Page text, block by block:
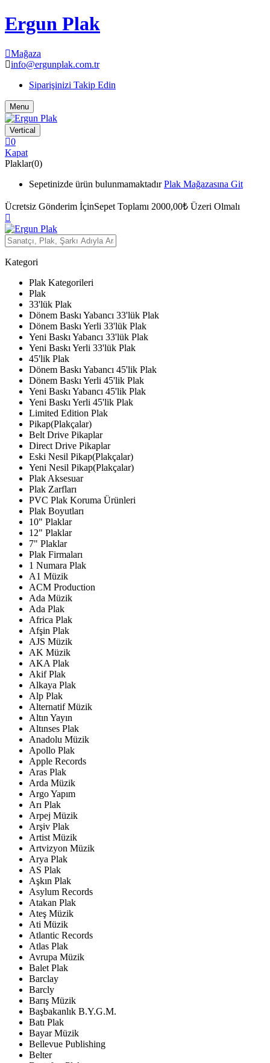
Ergun Plak
Mağaza
info@ergunplak.com.tr
Siparişinizi Takip Edin
Menu
Vertical
0
Kapat
Plaklar(0)
Sepetinizde ürün bulunmamaktadır Plak Mağazasına Git
Ücretsiz Gönderim İçinSepet Toplamı 2000,00₺ Üzeri Olmalı
Kategori
Plak Kategorileri
Plak
33'lük Plak
Dönem Baskı Yabancı 33'lük Plak
Dönem Baskı Yerli 33'lük Plak
Yeni Baskı Yabancı 33'lük Plak
Yeni Baskı Yerli 33'lük Plak
45'lik Plak
Dönem Baskı Yabancı 45'lik Plak
Dönem Baskı Yerli 45'lik Plak
Yeni Baskı Yabancı 45'lik Plak
Yeni Baskı Yerli 45'lik Plak
Limited Edition Plak
Pikap(Plakçalar)
Belt Drive Pikaplar
Direct Drive Pikaplar
Eski Nesil Pikap(Plakçalar)
Yeni Nesil Pikap(Plakçalar)
Plak Aksesuar
Plak Zarfları
PVC Plak Koruma Ürünleri
Plak Boyutları
10" Plaklar
12" Plaklar
7" Plaklar
Plak Firmaları
1 Numara Plak
A1 Müzik
ACM Production
Ada Müzik
Ada Plak
Africa Plak
Afşin Plak
AJS Müzik
AK Müzik
AKA Plak
Akif Plak
Alkaya Plak
Alp Plak
Alternatif Müzik
Altın Yayın
Altınses Plak
Anadolu Müzik
Apollo Plak
Apple Records
Aras Plak
Arda Müzik
Argo Yapım
Arı Plak
Arpej Müzik
Arşiv Plak
Artist Müzik
Artvizyon Müzik
Arya Plak
AS Plak
Aşkın Plak
Asylum Records
Atakan Plak
Ateş Müzik
Ati Müzik
Atlantic Records
Atlas Plak
Avrupa Müzik
Balet Plak
Barclay
Barcly
Barış Müzik
Başbakanlık B.Y.G.M.
Batı Plak
Bayar Müzik
Bellevue Publishing
Belter